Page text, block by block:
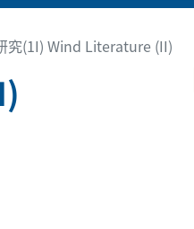
究(1I) Wind Literature (II)